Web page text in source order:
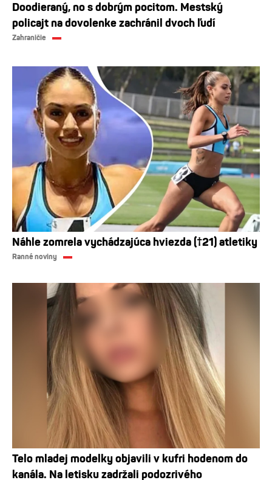
Doodieraný, no s dobrým pocitom. Mestský
policajt na dovolenke zachránil dvoch ľudí
Zahraničie
Náhle zomrela vychádzajúca hviezda (†21) atletiky
Ranné noviny
Telo mladej modelky objavili v kufri hodenom do
kanála. Na letisku zadržali podozrivého